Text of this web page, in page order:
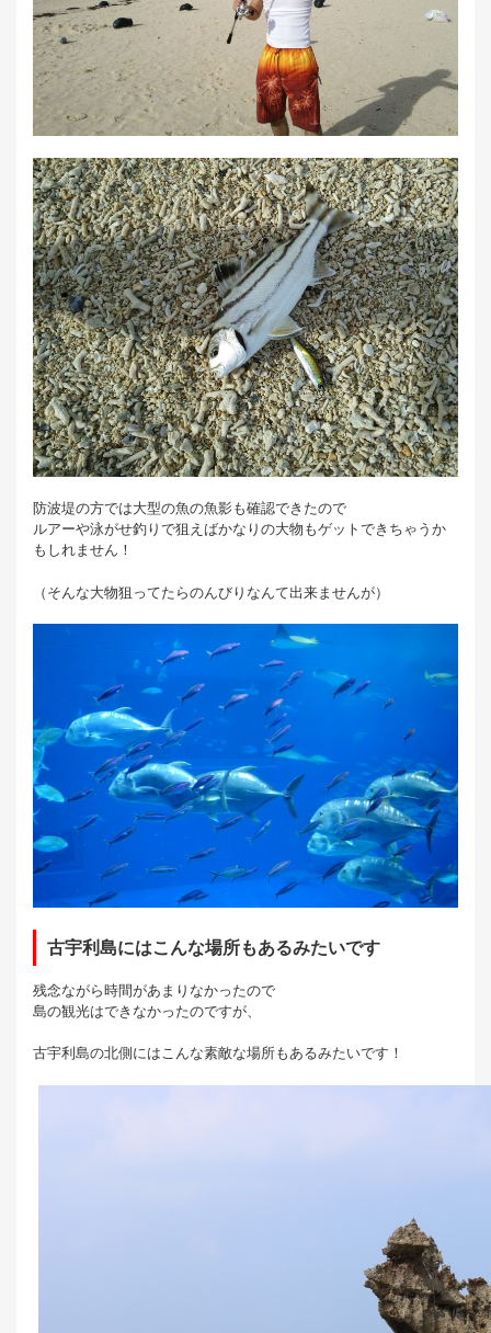
防波堤の方では大型の魚の魚影も確認できたので
ルアーや泳がせ釣りで狙えばかなりの大物もゲットできちゃうか
もしれません！
（そんな大物狙ってたらのんびりなんて出来ませんが）
古宇利島にはこんな場所もあるみたいです
残念ながら時間があまりなかったので
島の観光はできなかったのですが、
古宇利島の北側にはこんな素敵な場所もあるみたいです！